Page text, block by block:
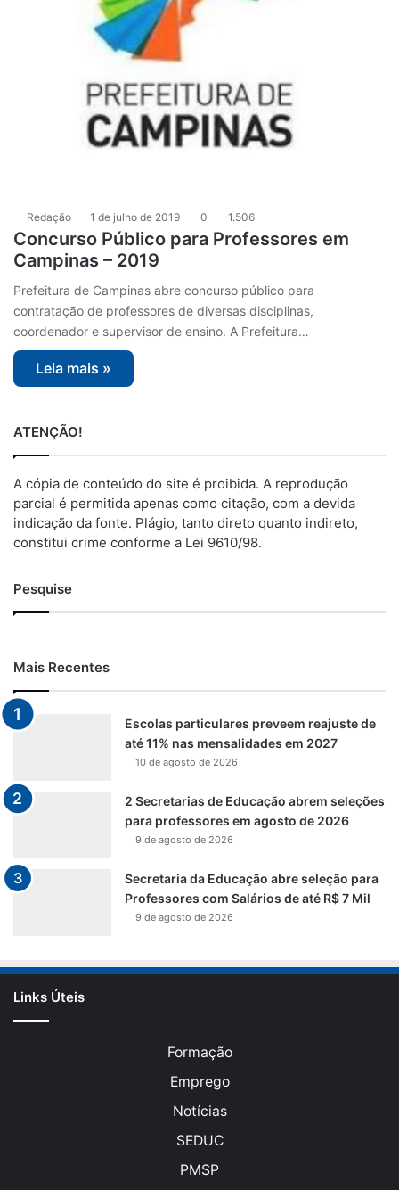
Redação 1 de julho de 2019 0 1.506
Concurso Público para Professores em
Campinas – 2019
Prefeitura de Campinas abre concurso público para
contratação de professores de diversas disciplinas,
coordenador e supervisor de ensino. A Prefeitura…
Leia mais »
ATENÇÃO!
A cópia de conteúdo do site é proibida. A reprodução
parcial é permitida apenas como citação, com a devida
indicação da fonte. Plágio, tanto direto quanto indireto,
constitui crime conforme a Lei 9610/98.
Pesquise
Mais Recentes
Escolas particulares preveem reajuste de
até 11% nas mensalidades em 2027
10 de agosto de 2026
2 Secretarias de Educação abrem seleções
para professores em agosto de 2026
9 de agosto de 2026
Secretaria da Educação abre seleção para
Professores com Salários de até R$ 7 Mil
9 de agosto de 2026
Links Úteis
Formação
Emprego
Notícias
SEDUC
PMSP